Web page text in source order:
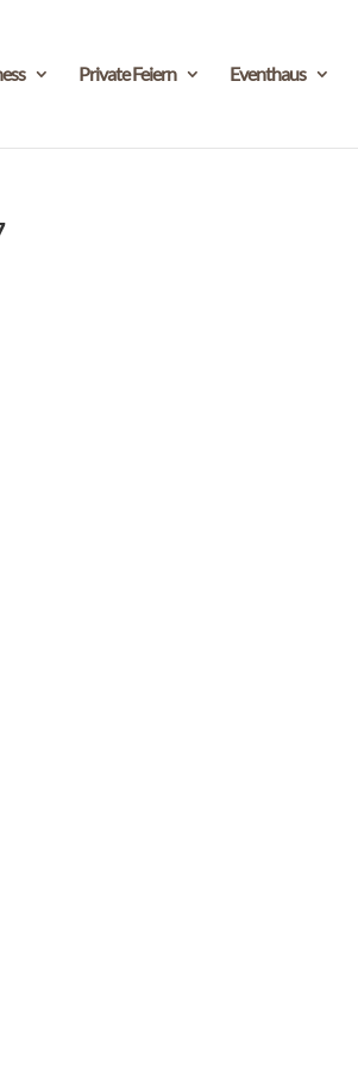
Private Feiern Eventhaus